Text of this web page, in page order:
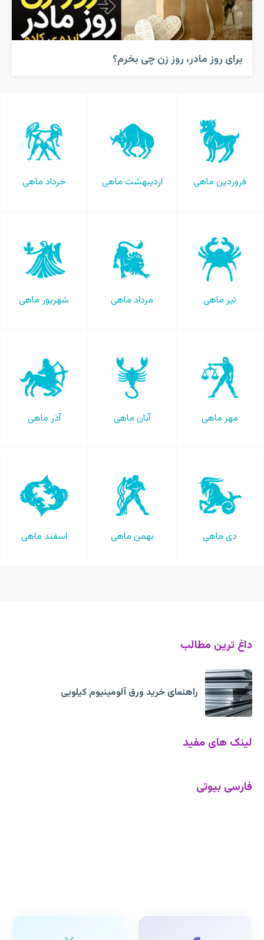
برای روز مادر، روز زن چی بخرم؟
فروردین ماهی اردیبهشت ماهی خرداد ماهی
تیر ماهی مرداد ماهی شهریور ماهی
مهر ماهی آبان ماهی آذر ماهی
دی ماهی بهمن ماهی اسفند ماهی
داغ ترین مطالب
راهنمای خرید ورق آلومینیوم کیلویی
لینک های مفید
فارسی بیوتی